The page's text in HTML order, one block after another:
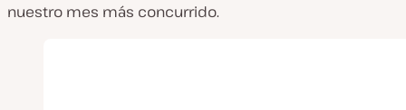
nuestro mes más concurrido.